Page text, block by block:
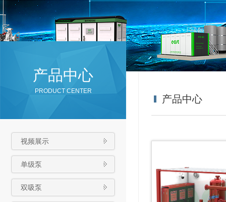
产品中心
PRODUCT CENTER
视频展示
单级泵
双吸泵
产品中心